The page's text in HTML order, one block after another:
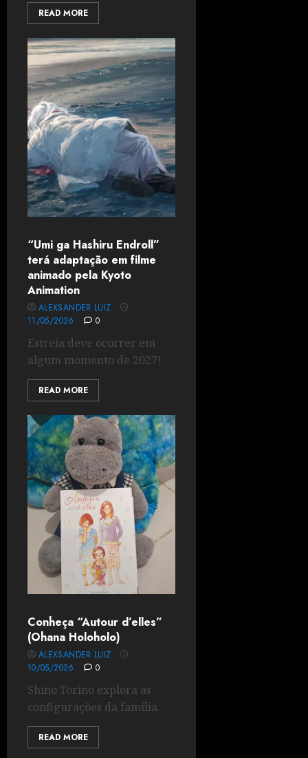
READ MORE
“Umi ga Hashiru Endroll”
terá adaptação em filme
animado pela Kyoto
Animation
ALEXSANDER LUIZ
11/05/2026
0
Estreia deve ocorrer em
algum momento de 2027!
READ MORE
Conheça “Autour d’elles”
(Ohana Holoholo)
ALEXSANDER LUIZ
10/05/2026
0
Shino Torino explora as
configurações da família.
READ MORE